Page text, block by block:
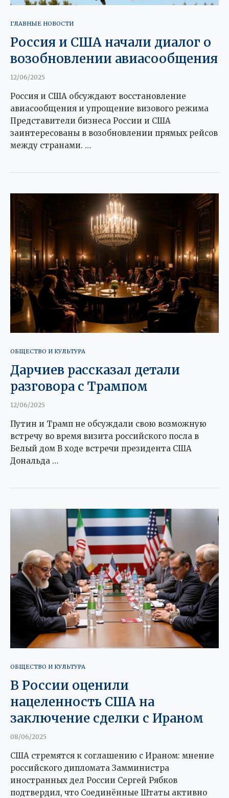
ГЛАВНЫЕ НОВОСТИ
Россия и США начали диалог о
возобновлении авиасообщения
12/06/2025
Россия и США обсуждают восстановление
авиасообщения и упрощение визового режима
Представители бизнеса России и США
заинтересованы в возобновлении прямых рейсов
между странами. …
ОБЩЕСТВО И КУЛЬТУРА
Дарчиев рассказал детали
разговора с Трампом
12/06/2025
Путин и Трамп не обсуждали свою возможную
встречу во время визита российского посла в
Белый дом В ходе встречи президента США
Дональда …
ОБЩЕСТВО И КУЛЬТУРА
В России оценили
нацеленность США на
заключение сделки с Ираном
08/06/2025
США стремятся к соглашению с Ираном: мнение
российского дипломата Замминистра
иностранных дел России Сергей Рябков
подтвердил, что Соединённые Штаты активно